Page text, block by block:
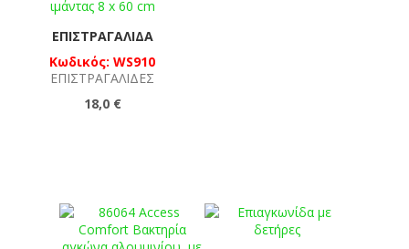
ΕΠΙΣΤΡΑΓΑΛΊΔΑ
Κωδικός: WS910
ΕΠΙΣΤΡΑΓΑΛΊΔΕΣ
18,0 €